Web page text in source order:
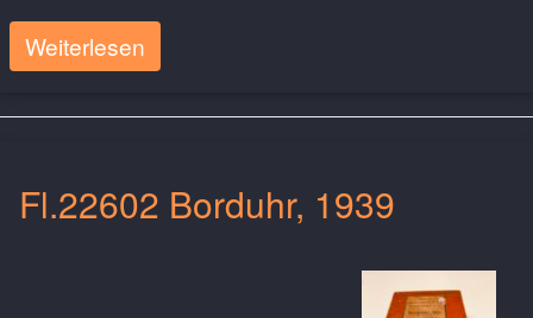
Weiterlesen
Fl.22602 Borduhr, 1939